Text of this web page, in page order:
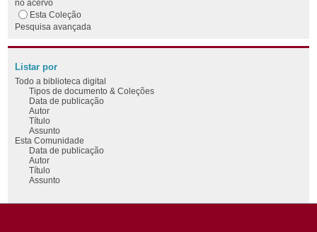
no acervo
Esta Coleção
Pesquisa avançada
Listar por
Todo a biblioteca digital
Tipos de documento & Coleções
Data de publicação
Autor
Título
Assunto
Esta Comunidade
Data de publicação
Autor
Título
Assunto